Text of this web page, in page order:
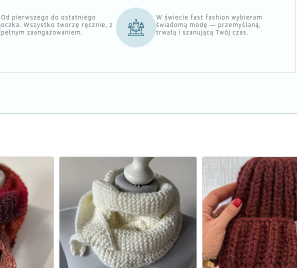
Od pierwszego do ostatniego
oczka. Wszystko tworzę ręcznie, z
pełnym zaangażowaniem.
W świecie fast fashion wybieram
świadomą modę — przemyślaną,
trwałą i szanującą Twój czas.